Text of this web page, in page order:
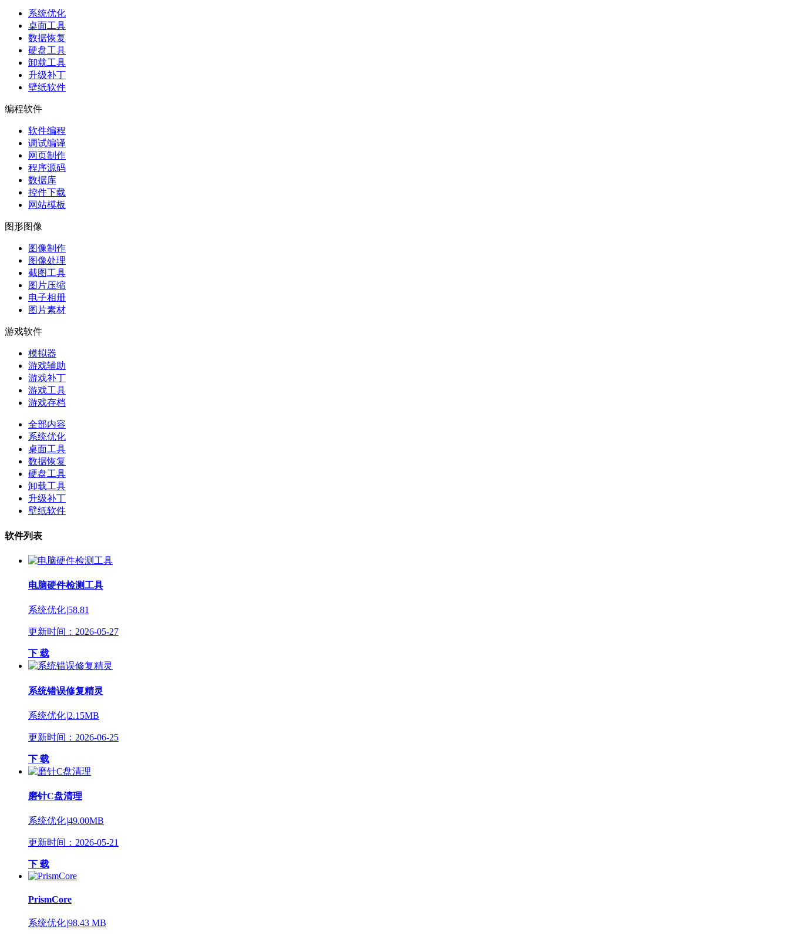
系统优化
桌面工具
数据恢复
硬盘工具
卸载工具
升级补丁
壁纸软件
编程软件
软件编程
调试编译
网页制作
程序源码
数据库
控件下载
网站模板
图形图像
图像制作
图像处理
截图工具
图片压缩
电子相册
图片素材
游戏软件
模拟器
游戏辅助
游戏补丁
游戏工具
游戏存档
全部内容
系统优化
桌面工具
数据恢复
硬盘工具
卸载工具
升级补丁
壁纸软件
软件列表
电脑硬件检测工具
系统优化|58.81
更新时间：2026-05-27
下 载
系统错误修复精灵
系统优化|2.15MB
更新时间：2026-06-25
下 载
磨针C盘清理
系统优化|49.00MB
更新时间：2026-05-21
下 载
PrismCore
系统优化|98.43 MB